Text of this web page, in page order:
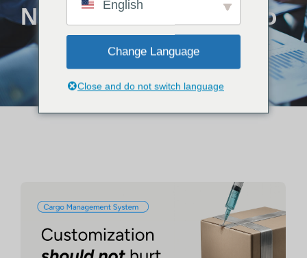
Novo cliente integrado
English
Change Language
Close and do not switch language